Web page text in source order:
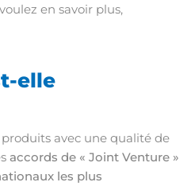
en savoir plus,
elle
avec une qualité de
accords de « Joint Venture »
les plus